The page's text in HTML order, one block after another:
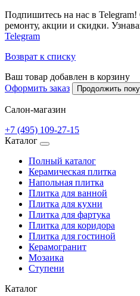
Подпишитесь на нас в
ремонту, акции и скидки.
Telegram
Возврат к списку
Ваш товар добавлен в корзину
Оформить заказ
Продолжить
Салон-магазин
+7 (495) 109-27-15
Каталог
Полный каталог
Керамическая плитка
Напольная плитка
Плитка для ванной
Плитка для кухни
Плитка для фартука
Плитка для коридора
Плитка для гостиной
Керамогранит
Мозаика
Ступени
Каталог